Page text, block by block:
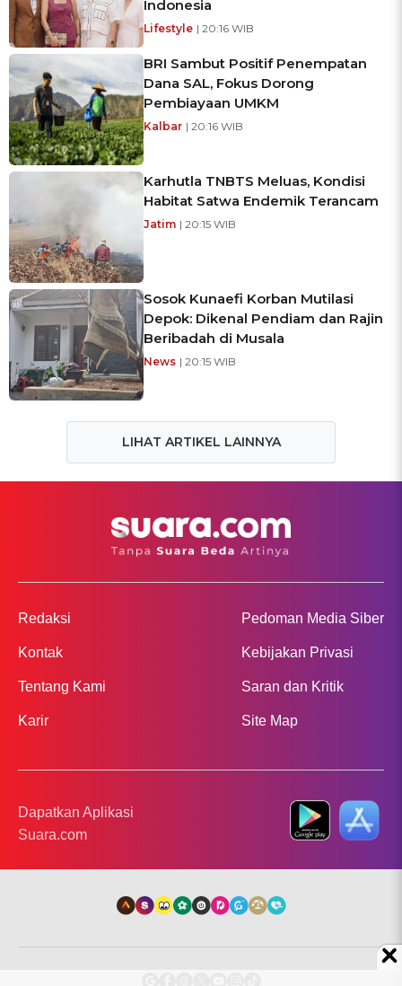
Indonesia
Lifestyle | 20:16 WIB
BRI Sambut Positif Penempatan
Dana SAL, Fokus Dorong
Pembiayaan UMKM
Kalbar | 20:16 WIB
Karhutla TNBTS Meluas, Kondisi
Habitat Satwa Endemik Terancam
Jatim | 20:15 WIB
Sosok Kunaefi Korban Mutilasi
Depok: Dikenal Pendiam dan Rajin
Beribadah di Musala
News | 20:15 WIB
LIHAT ARTIKEL LAINNYA
Redaksi
Kontak
Tentang Kami
Karir
Pedoman Media Siber
Kebijakan Privasi
Saran dan Kritik
Site Map
Dapatkan Aplikasi
Suara.com